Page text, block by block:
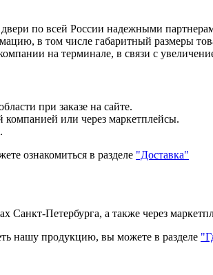
по всей России надежными
в том числе габаритный размеры
на терминале, в связи с
при заказе на сайте.
компанией или через маркетплейсы.
ознакомиться в разделе "Доставка"
Санкт-Петербурга, а также через
нашу продукцию, вы можете в разделе